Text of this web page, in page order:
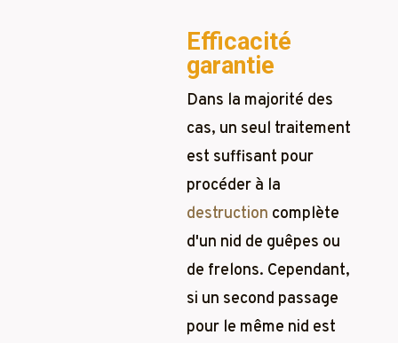
Efficacité
garantie
Dans la majorité des
cas, un seul traitement
est suffisant pour
procéder à la
destruction complète
d'un nid de guêpes ou
de frelons. Cependant,
si un second passage
pour le même nid est